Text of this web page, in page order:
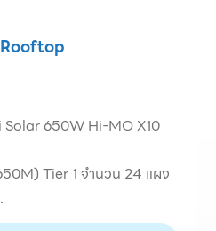
650W Hi-MO X10
Tier 1 จำนวน 24 แผง